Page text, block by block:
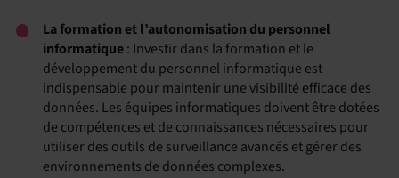
La formation et l’autonomisation du personnel
informatique: Investir dans la formation et le
développement du personnel informatique est
indispensable pour maintenir une visibilité efficace des
données. Les équipes informatiques doivent être dotées
de compétences et de connaissances nécessaires pour
utiliser des outils de surveillance avancés et gérer des
environnements de données complexes.